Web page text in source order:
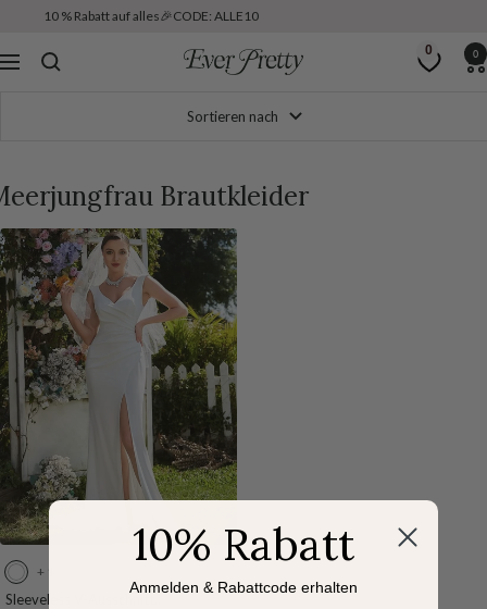
Inhalt
10 % Rabatt auf alles🎉CODE: ALLE10
Navigation
Ever
DE
0 0
Sortieren nach
Brautkleider
W
e
+ 1
Sleeveless V-Ausschnitt
10% Rabatt
Anmelden & Rabattcode erhalten